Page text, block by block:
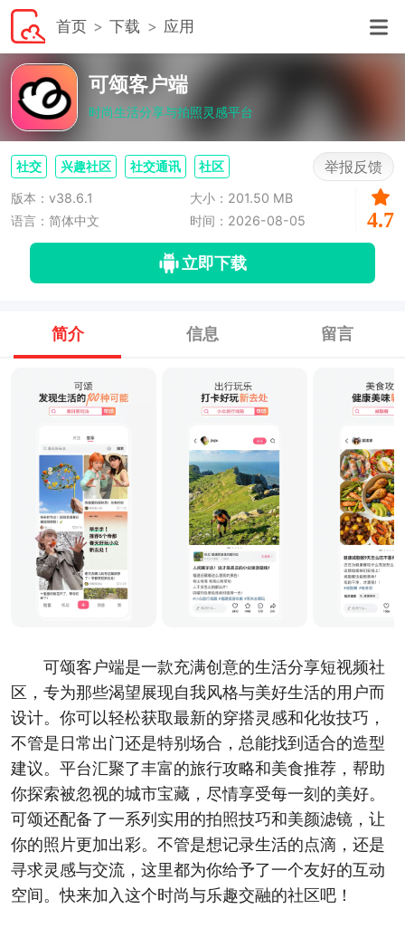
首页 下载 应用
可颂客户端
时尚生活分享与拍照灵感平台
社交 兴趣社区 社交通讯 社区 举报反馈
版本：v38.6.1
大小：201.50 MB
语言：简体中文
时间：2026-08-05 4.7
立即下载
简介 信息 留言
可颂客户端是一款充满创意的生活分享短视频社
区，专为那些渴望展现自我风格与美好生活的用户而
设计。你可以轻松获取最新的穿搭灵感和化妆技巧，
不管是日常出门还是特别场合，总能找到适合的造型
建议。平台汇聚了丰富的旅行攻略和美食推荐，帮助
你探索被忽视的城市宝藏，尽情享受每一刻的美好。
可颂还配备了一系列实用的拍照技巧和美颜滤镜，让
你的照片更加出彩。不管是想记录生活的点滴，还是
寻求灵感与交流，这里都为你给予了一个友好的互动
空间。快来加入这个时尚与乐趣交融的社区吧！